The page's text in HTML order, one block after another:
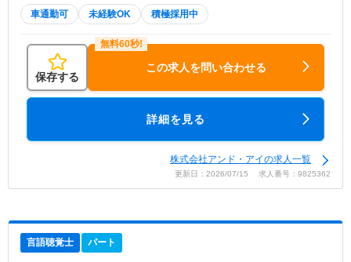
車通勤可 未経験OK 積極採用中
保存する
この求人を問い合わせる
詳細を見る
株式会社アンド・アイの求人一覧
更新日：2026/07/15 求人番号：9825362
言語聴覚士 パート